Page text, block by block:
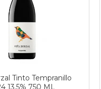
Tinto Tempranillo
13.5% 750 ML